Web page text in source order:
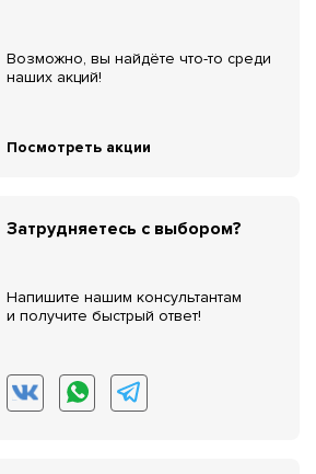
Возможно, вы найдёте что-то среди
наших акций!
Посмотреть акции
Затрудняетесь с выбором?
Напишите нашим консультантам
и получите быстрый ответ!